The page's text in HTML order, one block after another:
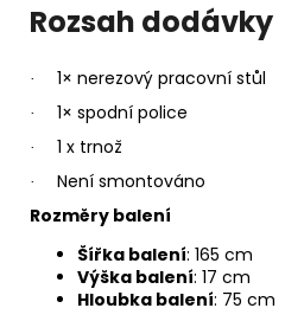
Rozsah dodávky
· 1× nerezový pracovní stůl
· 1× spodní police
· 1 x trnož
·
Není smontováno
Rozměry balení
Šířka balení: 165 cm
Výška balení: 17 cm
Hloubka balení: 75 cm